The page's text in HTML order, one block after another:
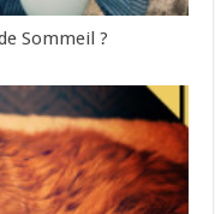
Sommeil ?